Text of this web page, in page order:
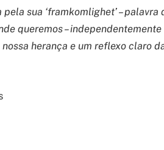
sua ‘framkomlighet’ –
queremos –
herança e um reflexo claro